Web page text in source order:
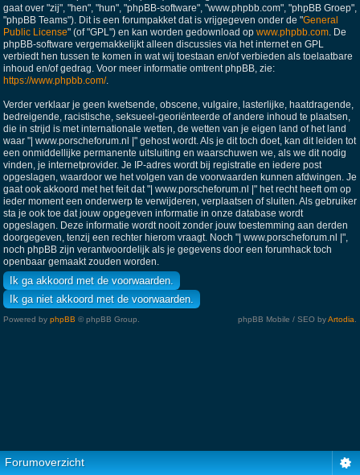
gaat over "zij", "hen", "hun", "phpBB-software", "www.phpbb.com", "phpBB Groep",
"phpBB Teams"). Dit is een forumpakket dat is vrijgegeven onder de "General
Public License" (of "GPL") en kan worden gedownload op www.phpbb.com. De
phpBB-software vergemakkelijkt alleen discussies via het internet en GPL
verbiedt hen tussen te komen in wat wij toestaan en/of verbieden als toelaatbare
inhoud en/of gedrag. Voor meer informatie omtrent phpBB, zie:
https://www.phpbb.com/.
Verder verklaar je geen kwetsende, obscene, vulgaire, lasterlijke, haatdragende,
bedreigende, racistische, seksueel-georiënteerde of andere inhoud te plaatsen,
die in strijd is met internationale wetten, de wetten van je eigen land of het land
waar "| www.porscheforum.nl |" gehost wordt. Als je dit toch doet, kan dit leiden tot
een onmiddellijke permanente uitsluiting en waarschuwen we, als we dit nodig
vinden, je internetprovider. Je IP-adres wordt bij registratie en iedere post
opgeslagen, waardoor we het volgen van de voorwaarden kunnen afdwingen. Je
gaat ook akkoord met het feit dat "| www.porscheforum.nl |" het recht heeft om op
ieder moment een onderwerp te verwijderen, verplaatsen of sluiten. Als gebruiker
sta je ook toe dat jouw opgegeven informatie in onze database wordt
opgeslagen. Deze informatie wordt nooit zonder jouw toestemming aan derden
doorgegeven, tenzij een rechter hierom vraagt. Noch "| www.porscheforum.nl |",
noch phpBB zijn verantwoordelijk als je gegevens door een forumhack toch
openbaar gemaakt zouden worden.
Powered by phpBB © phpBB Group. phpBB Mobile / SEO byArtodia
Forumoverzicht